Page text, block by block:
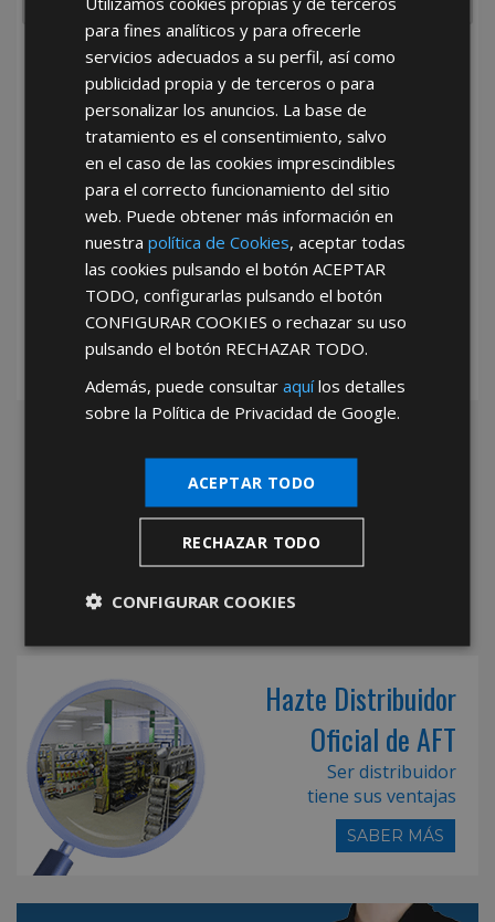
He leído y acepto la Política de Privacidad
*Abstenerse particulares, sólo venta a tiendas y empresas minoristas y
Hazte Distribuidor
Oficial de AFT
Ser distribuidor
tiene sus ventajas
SABER MÁS
para fines analíticos y para ofrecerle
servicios adecuados a su perfil, así como
publicidad propia y de terceros o para
personalizar los anuncios. La base de
tratamiento es el consentimiento, salvo
en el caso de las cookies imprescindibles
para el correcto funcionamiento del sitio
web. Puede obtener más información en
nuestrapolítica de Cookies, aceptar todas
las cookies pulsando el botónACEPTAR
TODO, configurarlas pulsando el botón
CONFIGURAR COOKIES o rechazar su uso
pulsando el botón RECHAZAR TODO.
Además, puede consultaraquílos detalles
sobre la Política de Privacidad de Google.
ACEPTAR TODO
RECHAZAR TODO
CONFIGURAR COOKIES